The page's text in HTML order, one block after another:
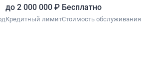
до 2 000 000 ₽
Кредитный лимит
Бесплатно
Стоимость обслуживания